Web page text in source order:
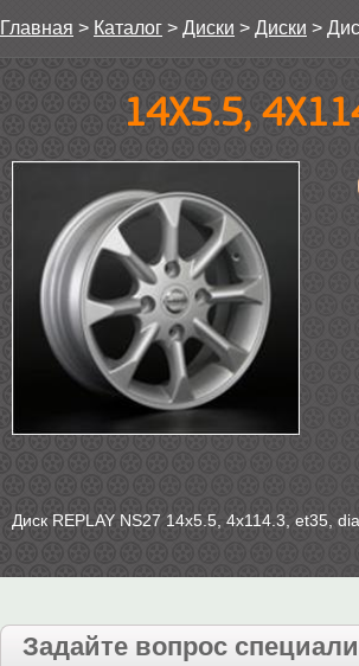
Главная > Каталог > Диски > Диски >
14Х5.5,
Диск REPLAY NS27 14х5.5, 4х114.3, et35,
Задайте вопрос